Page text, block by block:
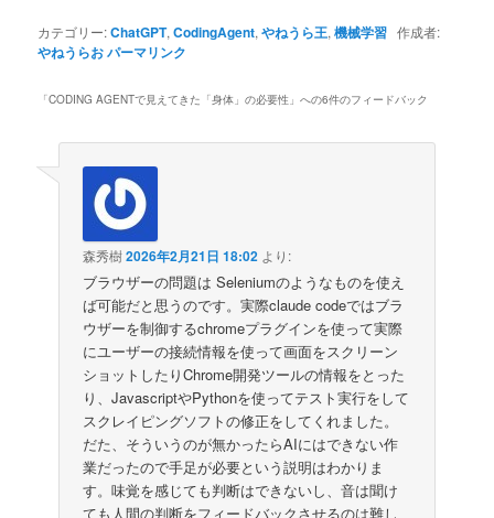
カテゴリー:ChatGPT,CodingAgent,やねうら王,機械学習 作成者:
やねうらおパーマリンク
「CODING AGENTで見えてきた「身体」の必要性 」への6件のフィードバック
森秀樹2026年2月21日 18:02 より:
ブラウザーの問題は Seleniumのようなものを使え
ば可能だと思うのです。実際claude codeではブラ
ウザーを制御するchromeプラグインを使って実際
にユーザーの接続情報を使って画面をスクリーン
ショットしたりChrome開発ツールの情報をとった
り、JavascriptやPythonを使ってテスト実行をして
スクレイピングソフトの修正をしてくれました。
だた、そういうのが無かったらAIにはできない作
業だったので手足が必要という説明はわかりま
す。味覚を感じても判断はできないし、音は聞け
ても人間の判断をフィードバックさせるのは難し